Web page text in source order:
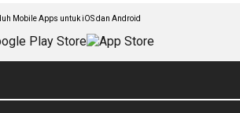
Mobile Apps untuk iOS dan Android